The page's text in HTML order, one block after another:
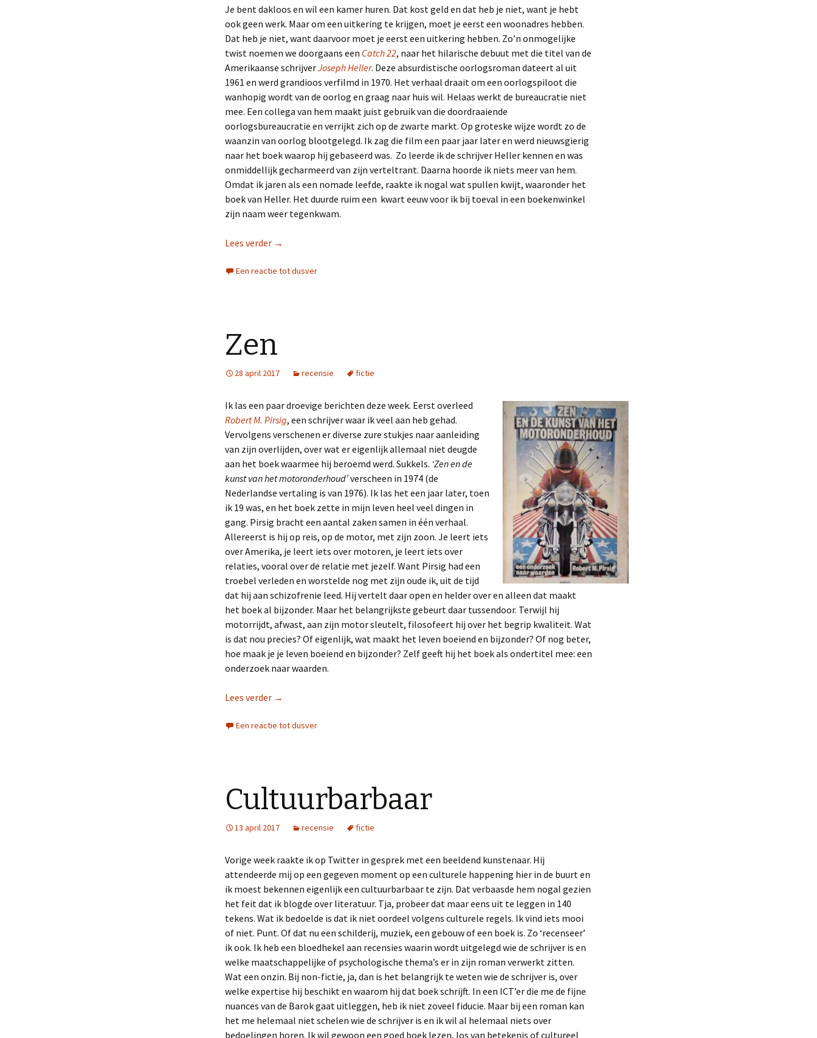
Je bent dakloos en wil een kamer huren. Dat kost geld en dat heb je niet, want je hebt
ook geen werk. Maar om een uitkering te krijgen, moet je eerst een woonadres hebben.
Dat heb je niet, want daarvoor moet je eerst een uitkering hebben. Zo’n onmogelijke
twist noemen we doorgaans een Catch 22, naar het hilarische debuut met die titel van de
Amerikaanse schrijverJoseph Heller. Deze absurdistische oorlogsroman dateert al uit
1961 en werd grandioos verfilmd in 1970. Het verhaal draait om een oorlogspiloot die
wanhopig wordt van de oorlog en graag naar huis wil. Helaas werkt de bureaucratie niet
mee. Een collega van hem maakt juist gebruik van die doordraaiende
oorlogsbureaucratie en verrijkt zich op de zwarte markt. Op groteske wijze wordt zo de
waanzin van oorlog blootgelegd. Ik zag die film een paar jaar later en werd nieuwsgierig
naar het boek waarop hij gebaseerd was. Zo leerde ik de schrijver Heller kennen en was
onmiddellijk gecharmeerd van zijn verteltrant. Daarna hoorde ik niets meer van hem.
Omdat ik jaren als een nomade leefde, raakte ik nogal wat spullen kwijt, waaronder het
boek van Heller. Het duurde ruim een kwart eeuw voor ik bij toeval in een boekenwinkel
zijn naam weer tegenkwam.
Lees verder Catch 22
→
Een reactie tot dusver
Zen
28 april 2017 recensie fictie
Ik las een paar droevige berichten deze week. Eerst overleed
Robert M. Pirsig, een schrijver waar ik veel aan heb gehad.
Vervolgens verschenen er diverse zure stukjes naar aanleiding
van zijn overlijden, over wat er eigenlijk allemaal niet deugde
aan het boek waarmee hij beroemd werd. Sukkels. ‘Zen en de
kunst van het motoronderhoud’verscheen in 1974 (de
Nederlandse vertaling is van 1976). Ik las het een jaar later, toen
ik 19 was, en het boek zette in mijn leven heel veel dingen in
gang. Pirsig bracht een aantal zaken samen in één verhaal.
Allereerst is hij op reis, op de motor, met zijn zoon. Je leert iets
over Amerika, je leert iets over motoren, je leert iets over
relaties, vooral over de relatie met jezelf. Want Pirsig had een
troebel verleden en worstelde nog met zijn oude ik, uit de tijd
dat hij aan schizofrenie leed. Hij vertelt daar open en helder over en alleen dat maakt
het boek al bijzonder. Maar het belangrijkste gebeurt daar tussendoor. Terwijl hij
motorrijdt, afwast, aan zijn motor sleutelt, filosofeert hij over het begrip kwaliteit. Wat
is dat nou precies? Of eigenlijk, wat maakt het leven boeiend en bijzonder? Of nog beter,
hoe maak je je leven boeiend en bijzonder? Zelf geeft hij het boek als ondertitel mee: een
onderzoek naar waarden.
Lees verder Zen
→
Een reactie tot dusver
Cultuurbarbaar
13 april 2017 recensie fictie
Vorige week raakte ik op Twitter in gesprek met een beeldend kunstenaar. Hij
attendeerde mij op een gegeven moment op een culturele happening hier in de buurt en
ik moest bekennen eigenlijk een cultuurbarbaar te zijn. Dat verbaasde hem nogal gezien
het feit dat ik blogde over literatuur. Tja, probeer dat maar eens uit te leggen in 140
tekens. Wat ik bedoelde is dat ik niet oordeel volgens culturele regels. Ik vind iets mooi
of niet. Punt. Of dat nu een schilderij, muziek, een gebouw of een boek is. Zo ‘recenseer’
ik ook. Ik heb een bloedhekel aan recensies waarin wordt uitgelegd wie de schrijver is en
welke maatschappelijke of psychologische thema’s er in zijn roman verwerkt zitten.
Wat een onzin. Bij non-fictie, ja, dan is het belangrijk te weten wie de schrijver is, over
welke expertise hij beschikt en waarom hij dat boek schrijft. In een ICT’er die me de fijne
nuances van de Barok gaat uitleggen, heb ik niet zoveel fiducie. Maar bij een roman kan
het me helemaal niet schelen wie de schrijver is en ik wil al helemaal niets over
bedoelingen horen. Ik wil gewoon een goed boek lezen, los van betekenis of cultureel